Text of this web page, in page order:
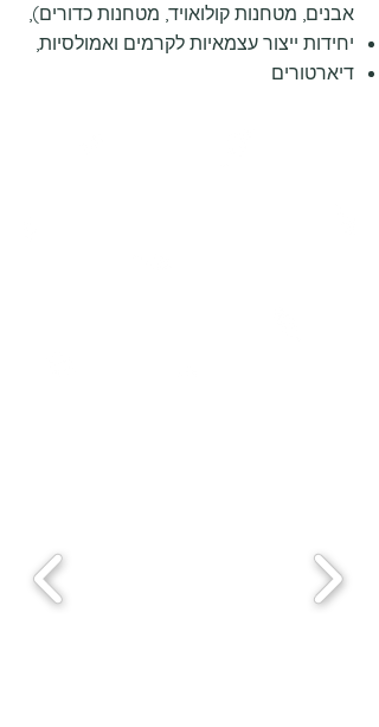
אבנים, מטחנות קולואויד, מטחנות כדורים),
יחידות ייצור עצמאיות לקרמים ואמולסיות,
דיארטורים